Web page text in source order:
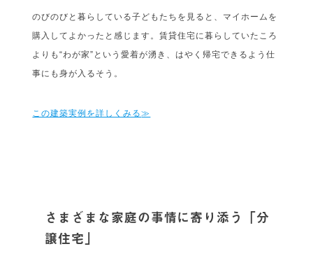
のびのびと暮らしている子どもたちを見ると、マイホームを
購入してよかったと感じます。賃貸住宅に暮らしていたころ
よりも“わが家”という愛着が湧き、はやく帰宅できるよう仕
事にも身が入るそう。
この建築実例を詳しくみる≫
さまざまな家庭の事情に寄り添う「分
譲住宅」